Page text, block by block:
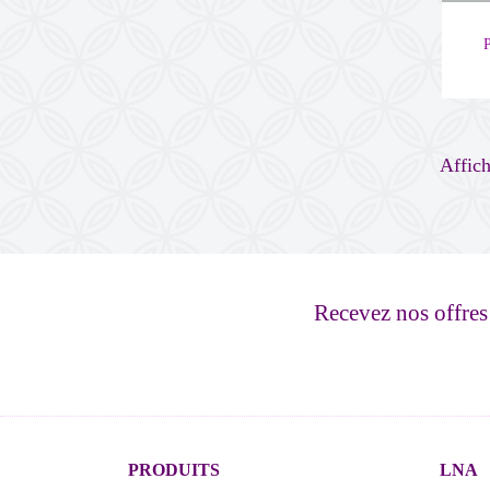
Recevez nos
PRODUITS LNA